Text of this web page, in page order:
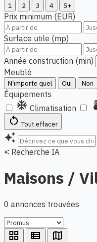
1 2 3 4 5+
Prix minimum (EUR)
Surface utile (mp)
Année construction (min)
Meublé
N'importe quel Oui Non
Équipements
ac_unit Climatisation
restart_alt Tout effacer
auto_awesome
auto_awesome Recherche IA
Maisons /
0 annonces trouvées
grid_view view_list map